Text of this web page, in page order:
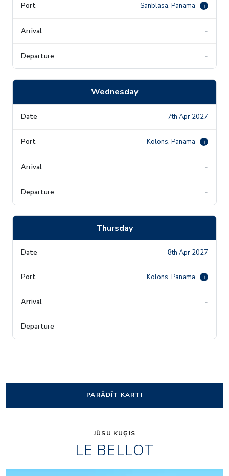
Sanblasa, Panama i
-
-
Wednesday
7th Apr 2027
Kolons, Panama i
-
-
Thursday
8th Apr 2027
Kolons, Panama i
-
-
PARĀDĪT KARTI
JŪSU KUĢIS
LE BELLOT